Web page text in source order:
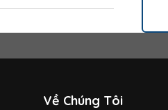
Về Chúng Tôi